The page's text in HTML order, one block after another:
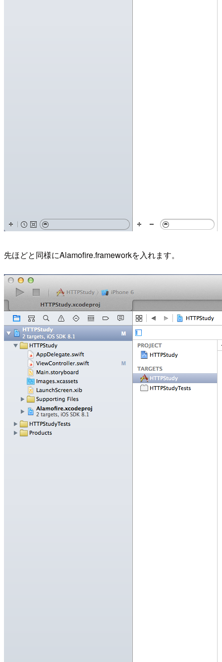
先ほどと同様にAlamofire.frameworkを入れます。